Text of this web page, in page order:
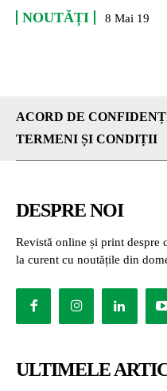
NOUTĂȚI 8 Mai 19
ACORD DE
TERMENI ȘI CONDIȚII
DESPRE NOI
Revistă online și print despre
la curent cu noutățile din
ULTIMELE